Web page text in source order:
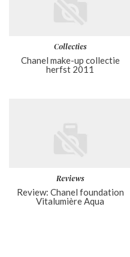
Collecties
Chanel make-up collectie
herfst 2011
Reviews
Review: Chanel foundation
Vitalumière Aqua